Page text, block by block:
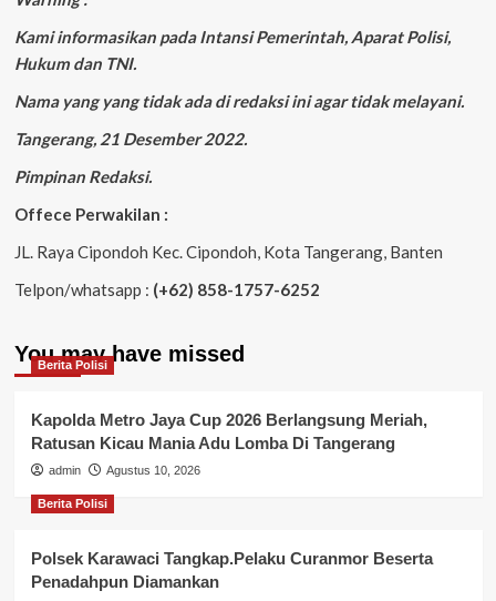
Kami informasikan pada Intansi Pemerintah, Aparat Polisi,
Hukum dan TNI.
Nama yang yang tidak ada di redaksi ini agar tidak melayani.
Tangerang, 21 Desember 2022.
Pimpinan Redaksi.
Offece Perwakilan :
JL. Raya Cipondoh Kec. Cipondoh, Kota Tangerang, Banten
Telpon/whatsapp : (+62) 858-1757-6252
You may have missed
Berita Polisi
Kapolda Metro Jaya Cup 2026 Berlangsung Meriah,
Ratusan Kicau Mania Adu Lomba Di Tangerang
admin Agustus 10, 2026
Berita Polisi
Polsek Karawaci Tangkap.Pelaku Curanmor Beserta
Penadahpun Diamankan